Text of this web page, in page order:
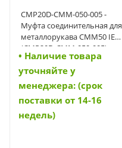
CMP20D-CMM-050-005 -
Муфта соединительная для
металлорукава СММ50 IEK
(CMP20D-CMM-050-005)
• Наличие товара
уточняйте у
менеджера: (срок
поставки от 14-16
недель)